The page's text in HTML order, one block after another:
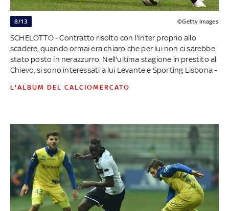
8/13 ©Getty Images
SCHELOTTO - Contratto risolto con l'Inter proprio allo
scadere, quando ormai era chiaro che per lui non ci sarebbe
stato posto in nerazzurro. Nell'ultima stagione in prestito al
Chievo, si sono interessati a lui Levante e Sporting Lisbona -
L'ALBUM DEL CALCIOMERCATO